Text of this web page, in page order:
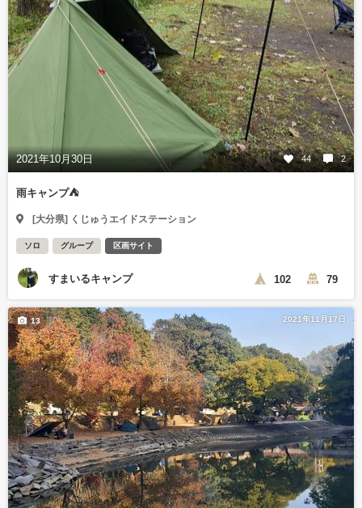
2021年10月30日 44 2
雨キャンプ⛺
[大分県] くじゅうエイドステーション
ソロ グループ 区画サイト
すまいるキャンプ 102 79
2021年11月17日
13